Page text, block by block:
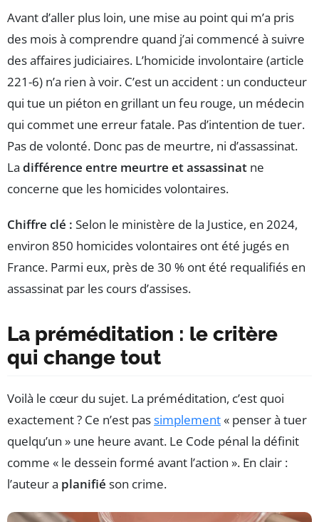
Avant d’aller plus loin, une mise au point qui m’a pris
des mois à comprendre quand j’ai commencé à suivre
des affaires judiciaires. L’homicide involontaire (article
221-6) n’a rien à voir. C’est un accident : un conducteur
qui tue un piéton en grillant un feu rouge, un médecin
qui commet une erreur fatale. Pas d’intention de tuer.
Pas de volonté. Donc pas de meurtre, ni d’assassinat.
La différence entre meurtre et assassinat ne
concerne que les homicides volontaires.
Chiffre clé : Selon le ministère de la Justice, en 2024,
environ 850 homicides volontaires ont été jugés en
France. Parmi eux, près de 30 % ont été requalifiés en
assassinat par les cours d’assises.
La préméditation : le critère
qui change tout
Voilà le cœur du sujet. La préméditation, c’est quoi
exactement ? Ce n’est passimplement« penser à tuer
quelqu’un » une heure avant. Le Code pénal la définit
comme « le dessein formé avant l’action ». En clair :
l’auteur a planifié son crime.